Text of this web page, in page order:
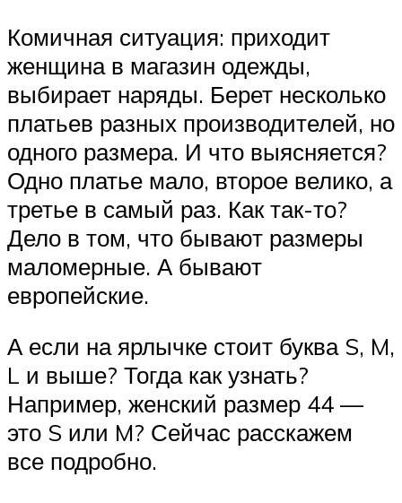
Комичная ситуация: приходит
женщина в магазин одежды,
выбирает наряды. Берет несколько
платьев разных производителей, но
одного размера. И что выясняется?
Одно платье мало, второе велико, а
третье в самый раз. Как так-то?
Дело в том, что бывают размеры
маломерные. А бывают
европейские.
А если на ярлычке стоит буква S, M,
L и выше? Тогда как узнать?
Например, женский размер 44 —
это S или M? Сейчас расскажем
все подробно.